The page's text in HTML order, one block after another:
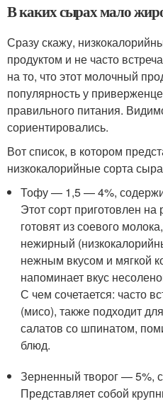
В каких сырах мало
Сразу скажу,
продуктом и не часто
на то, что этот молочный
популярность у
правильного питания.
сориентировались.
Вот список, в котором
низкокалорийные сорта
Тофу — 1,5 — 4%,
Этот сорт приготовлен на
готовят из соевого
нежирный
нежным вкусом и мягкой
напоминает вкус
С чем сочетается: часто
(мисо), также подходит
салатов со шпинатом,
блюд.
Зерненный творог — 5%,
Представляет собой